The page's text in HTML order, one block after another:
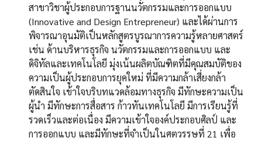
สาขาวิชาผู้ประกอบการฐานนวัตกรรมและการออกแบบ
(Innovative and Design Entrepreneur) และได้ผ่านการ
พิจารณาอุนมัติเป็นหลักสูตรบูรณาการความรู้หลายศาสตร์
เช่น ด้านบริหารธุรกิจ นวัตกรรมและการออกแบบ และ
ดิจิทัลและเทคโนโลยี มุ่งเน้นผลิตบัณฑิตที่มีคุณสมบัติของ
ความเป็นผู้ประกอบการยุคใหม่ ที่มีความกล้าเสี่ยงกล้า
ตัดสินใจ เข้าใจบริบทแวดล้อมทางธุรกิจ มีทักษะความเป็น
ผู้นำ มีทักษะการสื่อสาร ก้าวทันเทคโนโลยี มีการเรียนรู้ที่
รวดเร็วและต่อเนื่อง มีความเข้าใจองค์ประกอบศิลป์ และ
การออกแบบ และมีทักษะที่จำเป็นในศตวรรษที่ 21 เพื่อ